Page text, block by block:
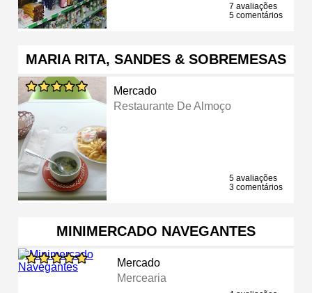
7 avaliações
5 comentários
MARIA RITA, SANDES & SOBREMESAS
Mercado
Restaurante De Almoço
5 avaliações
3 comentários
MINIMERCADO NAVEGANTES
Mercado
Mercearia